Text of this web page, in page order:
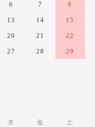
6 7 8
13 14 15
20 21 22
27 28 29
木 金 土